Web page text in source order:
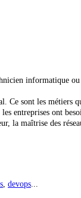
informatique
sont les métiers
entreprises ont
la maîtrise des
, devops...